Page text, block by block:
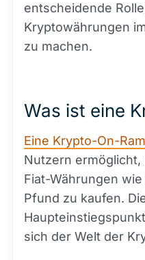
entscheidende
Kryptowährungen
zu machen.
Was ist eine
Eine Krypto-On-
Nutzern
Fiat-Währungen
Pfund zu kaufen.
sich der Welt der